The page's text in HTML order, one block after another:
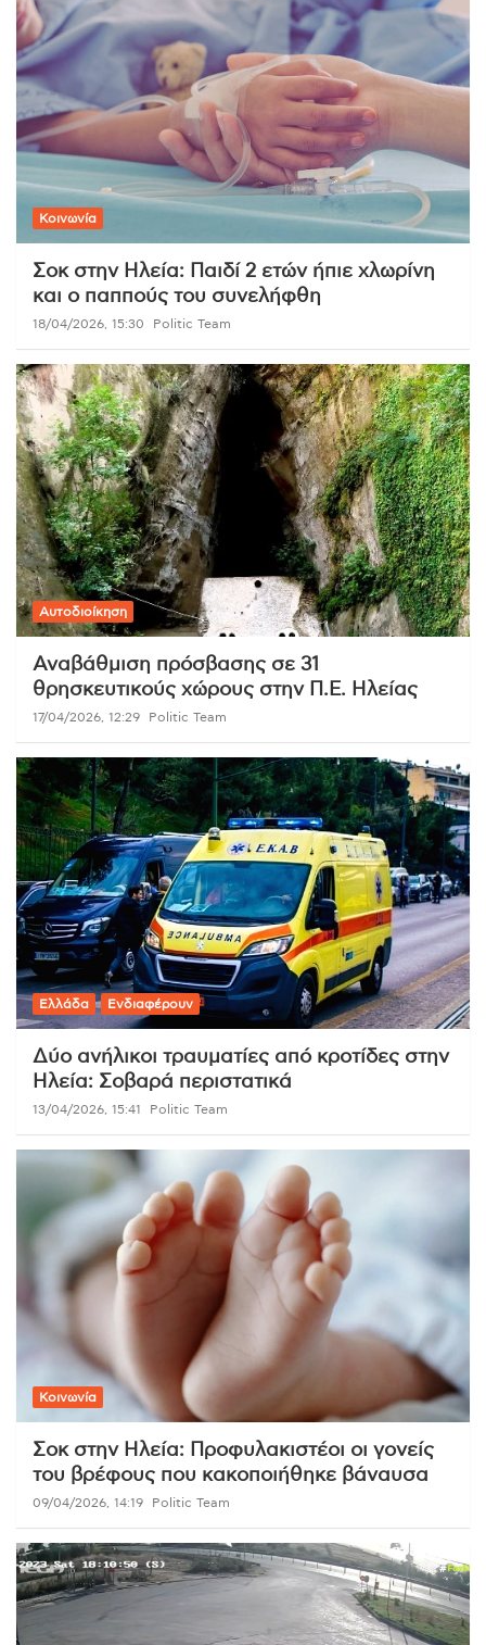
Κοινωνία
Σοκ στην Ηλεία: Παιδί 2 ετών ήπιε χλωρίνη
και ο παππούς του συνελήφθη
18/04/2026, 15:30 Politic Team
Αυτοδιοίκηση
Αναβάθμιση πρόσβασης σε 31
θρησκευτικούς χώρους στην Π.Ε. Ηλείας
17/04/2026, 12:29 Politic Team
Ελλάδα Ενδιαφέρουν
Δύο ανήλικοι τραυματίες από κροτίδες στην
Ηλεία: Σοβαρά περιστατικά
13/04/2026, 15:41 Politic Team
Κοινωνία
Σοκ στην Ηλεία: Προφυλακιστέοι οι γονείς
του βρέφους που κακοποιήθηκε βάναυσα
09/04/2026, 14:19 Politic Team